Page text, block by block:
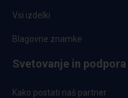
Vsi izdelki
Blagovne znamke
Svetovanje in podpora
Kako postati naš partner